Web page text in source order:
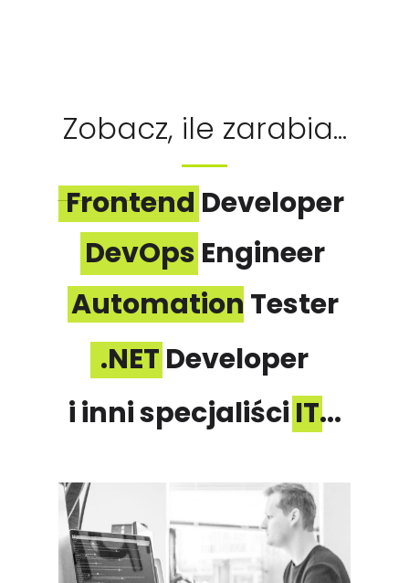
Zobacz, ile zarabia...
Frontend Developer
DevOps Engineer
Automation Tester
.NET Developer
i inni specjaliści IT...
________________